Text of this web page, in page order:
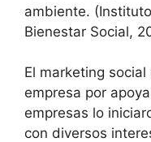
ambiente.
Bienestar Social,
El marketing
empresa por
empresas lo
con diversos